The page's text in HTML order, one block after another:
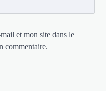
et mon site dans le
commentaire.